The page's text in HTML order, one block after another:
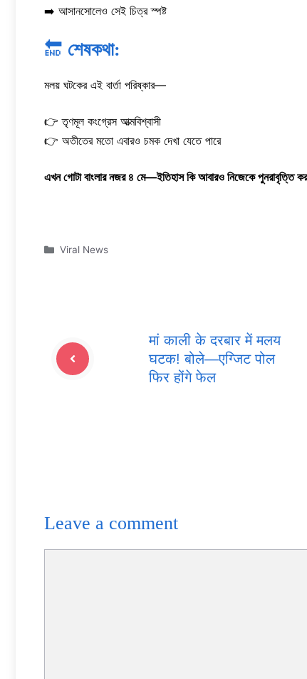
➡️ আসানসোলেও সেই চিত্র স্পষ্ট
🔚 শেষকথা:
মলয় ঘটকের এই বার্তা পরিষ্কার—
👉 তৃণমূল কংগ্রেস আত্মবিশ্বাসী
👉 অতীতের মতো এবারও চমক দেখা যেতে পারে
এখন গোটা বাংলার নজর ৪ মে—ইতিহাস কি আবারও নিজেকে পুনরাবৃত্তি
Categories
Viral News
मां काली के दरबार में मलय
घटक! बोले—एग्जिट पोल
फिर होंगे फेल
Leave a comment